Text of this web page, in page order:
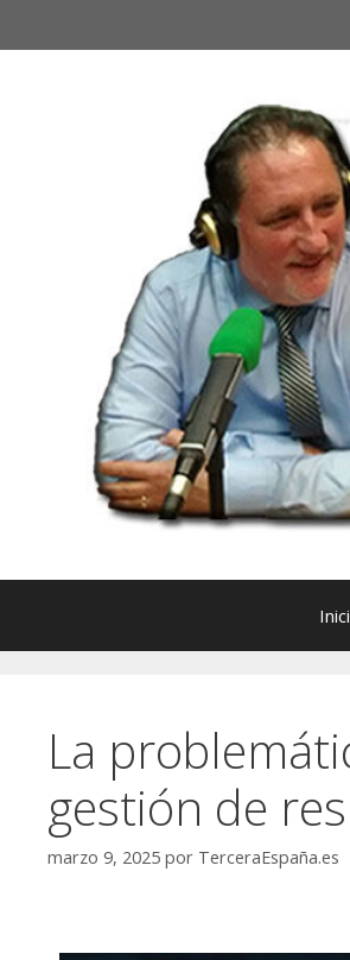
La
gestión de
marzo 9, 2025 por TerceraEspaña.es